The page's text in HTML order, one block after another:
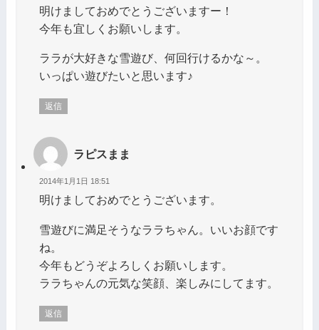
明けましておめでとうございますー！
今年も宜しくお願いします。
ララが大好きな雪遊び、何回行けるかな～。
いっぱい遊びたいと思います♪
返信
ラピスまま
2014年1月1日 18:51
明けましておめでとうございます。
雪遊びに満足そうなララちゃん。いいお顔です
ね。
今年もどうぞよろしくお願いします。
ララちゃんの元気な笑顔、楽しみにしてます。
返信